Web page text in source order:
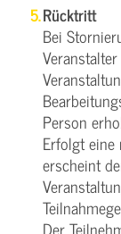
Rücktritt
Bei
Person
Erfolgt
erscheint